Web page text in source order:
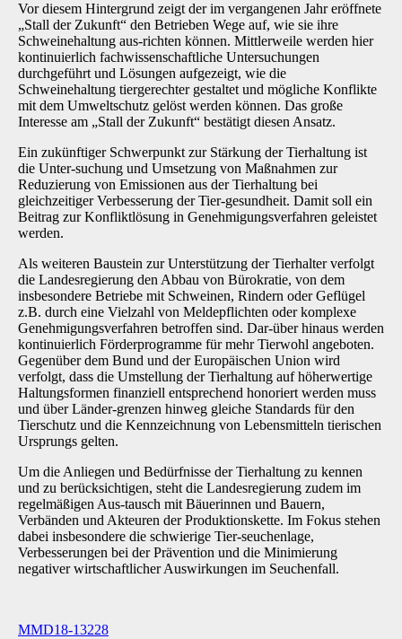
Vor diesem Hintergrund zeigt der im vergangenen Jahr eröffnete
„Stall der Zukunft“ den Be­trieben Wege auf, wie sie ihre
Schweinehaltung aus-richten können. Mittlerweile werden hier
kontinuierlich fachwissenschaftliche Untersuchungen
durchgeführt und Lösungen aufgezeigt, wie die
Schweinehaltung tiergerechter gestaltet und mögliche Konflikte
mit dem Umweltschutz gelöst werden können. Das große
Interesse am „Stall der Zukunft“ bestätigt diesen Ansatz.
Ein zukünftiger Schwerpunkt zur Stärkung der Tierhaltung ist
die Unter-suchung und Umset­zung von Maßnahmen zur
Reduzierung von Emissionen aus der Tierhaltung bei
gleichzeitiger Verbesserung der Tier-gesundheit. Damit soll ein
Beitrag zur Konfliktlösung in Genehmigungs­verfahren geleistet
werden.
Als weiteren Baustein zur Unterstützung der Tierhalter verfolgt
die Landesregierung den Ab­bau von Bürokratie, von dem
insbesondere Betriebe mit Schweinen, Rindern oder Geflügel
z.B. durch eine Vielzahl von Meldepflichten oder komplexe
Genehmigungsverfahren betroffen sind. Dar-über hinaus werden
kontinuierlich Förderprogramme für mehr Tierwohl angeboten.
Gegenüber dem Bund und der Europäischen Union wird
verfolgt, dass die Umstellung der Tierhaltung auf höherwertige
Haltungsformen finanziell entsprechend honoriert werden muss
und über Länder-grenzen hinweg gleiche Standards für den
Tierschutz und die Kennzeich­nung von Lebensmitteln tierischen
Ursprungs gelten.
Um die Anliegen und Bedürfnisse der Tierhaltung zu kennen
und zu berücksichtigen, steht die Landesregierung zudem im
regelmäßigen Aus-tausch mit Bäuerinnen und Bauern,
Verbänden und Akteuren der Produktionskette. Im Fokus stehen
dabei insbesondere die schwierige Tier-seuchenlage,
Verbesserungen bei der Prävention und die Minimierung
negativer wirtschaftli­cher Auswirkungen im Seuchenfall.
MMD18-13228